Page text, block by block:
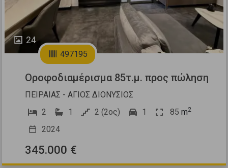
24
497195
Οροφοδιαμέρισμα 85τ.μ. προς πώληση
ΠΕΙΡΑΙΑΣ - ΑΓΙΟΣ ΔΙΟΝΥΣΙΟΣ
2
1 2 (2ος) 1 85 m2
2024
345.000 €